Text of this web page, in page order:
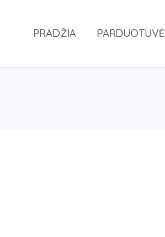
PRADŽIA PARDUOTUVĖ